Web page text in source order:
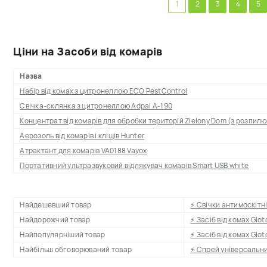
1 2 3 4 5
Ціни на Засоби від комарів
Назва
Набір від комах з цитронеллою ECO PestСontrol
Свічка-склянка з цитронеллою Adpal A-190
Концентрат від комарів для обробки територій Zielony Dom (з
Аерозоль від комарів і кліщів Hunter
Атрактант для комарів VA0188 Vayox
Портативний ультразвуковий відлякувач комарів Smart USB white
Найдешевший товар
⚡ Свічки
Найдорожчий товар
⚡ Засіб від комах
Найпопулярніший товар
⚡ Засіб від комах
Найбільш обговорюваний товар
⚡ Спрей